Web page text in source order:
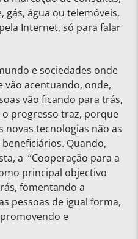
gás, água ou telemóveis,
Internet, só para falar
e sociedades onde
vão acentuando, onde,
vão ficando para trás,
progresso traz, porque
tecnologias não as
Quando,
a “Cooperação para a
principal objectivo
fomentando a
pessoas de igual forma,
e